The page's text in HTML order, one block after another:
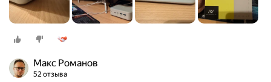
Макс Романов
52 отзыва